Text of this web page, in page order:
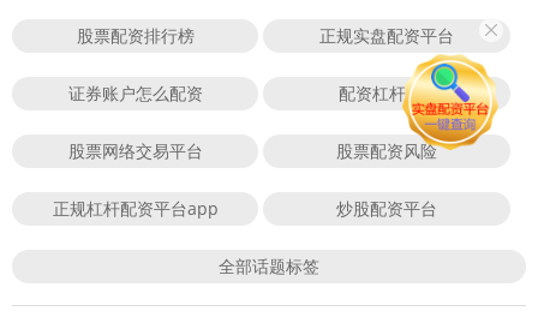
股票配资排行榜 正规实盘配资平台
证券账户怎么配资 配资杠杆APP
股票网络交易平台 股票配资风险
正规杠杆配资平台app 炒股配资平台
全部话题标签